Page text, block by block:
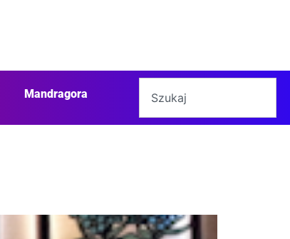
Mandragora